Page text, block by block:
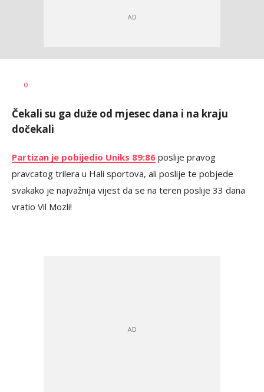
AUTOR
0
Čekali su ga duže od mjesec dana i na kraju
dočekali
Partizan je pobijedio Uniks 89:86 poslije pravog
pravcatog trilera u Hali sportova, ali poslije te pobjede
svakako je najvažnija vijest da se na teren poslije 33 dana
vratio Vil Mozli!